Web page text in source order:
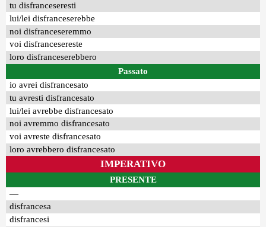
tu disfranceseresti
lui/lei disfranceserebbe
noi disfranceseremmo
voi disfrancesereste
loro disfranceserebbero
Passato
io avrei disfrancesato
tu avresti disfrancesato
lui/lei avrebbe disfrancesato
noi avremmo disfrancesato
voi avreste disfrancesato
loro avrebbero disfrancesato
IMPERATIVO
PRESENTE
—
disfrancesa
disfrancesi